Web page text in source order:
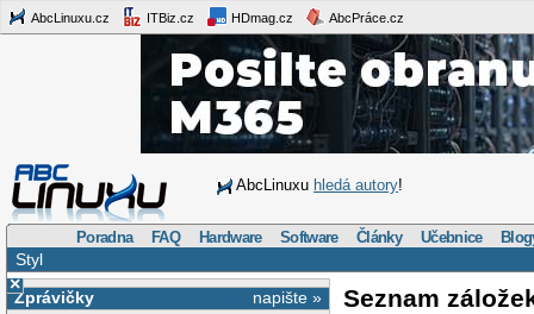
AbcLinuxu.cz ITBiz.cz HDmag.cz AbcPráce.cz
AbcLinuxu hledá autory!
Poradna FAQ Hardware Software Články Učebnice
Styl
×
napište »
Zprávičky
Seznam